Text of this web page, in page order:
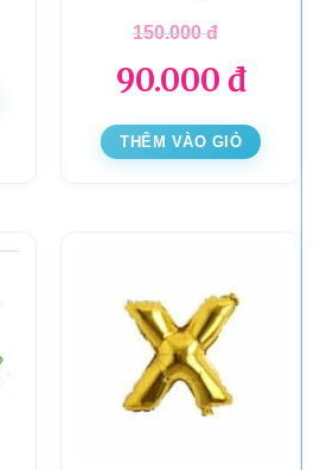
150.000đ
90.000 đ
THÊM VÀO GIỎ